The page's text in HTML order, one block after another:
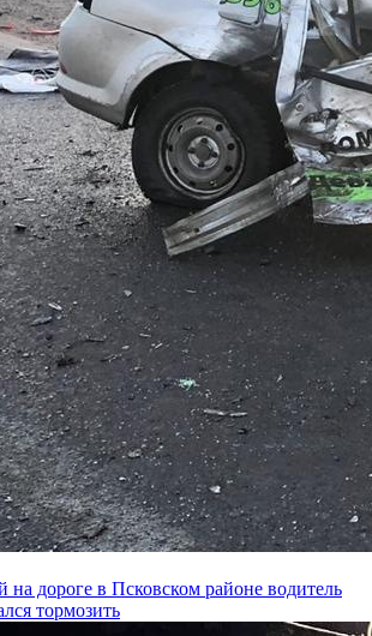
дороге в Псковском районе водитель
тормозить